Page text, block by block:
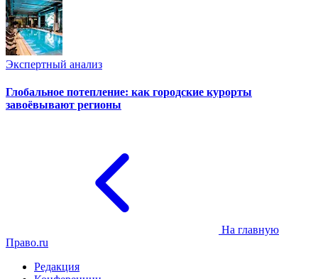
Экспертный анализ
Глобальное потепление: как городские курорты
завоёвывают регионы
На главную
Право.ru
Редакция